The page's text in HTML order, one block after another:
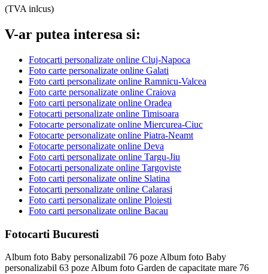
(TVA inlcus)
V-ar putea interesa si:
Fotocarti personalizate online Cluj-Napoca
Foto carte personalizate online Galati
Foto carti personalizate online Ramnicu-Valcea
Foto carte personalizate online Craiova
Foto carti personalizate online Oradea
Fotocarti personalizate online Timisoara
Fotocarte personalizate online Miercurea-Ciuc
Fotocarte personalizate online Piatra-Neamt
Fotocarte personalizate online Deva
Foto carti personalizate online Targu-Jiu
Fotocarti personalizate online Targoviste
Foto carti personalizate online Slatina
Fotocarti personalizate online Calarasi
Foto carti personalizate online Ploiesti
Foto carti personalizate online Bacau
Fotocarti Bucuresti
Album foto Baby personalizabil 76 poze Album foto Baby
personalizabil 63 poze Album foto Garden de capacitate mare 76